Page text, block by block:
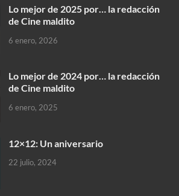
Lo mejor de 2025 por… la redacción
de Cine maldito
6 enero, 2026
Lo mejor de 2024 por… la redacción
de Cine maldito
6 enero, 2025
12×12: Un aniversario
22 julio, 2024